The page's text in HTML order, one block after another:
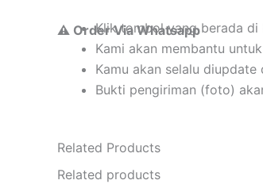
⚠️ Order Via Whatsapp
Klik tombol yang berada di
Kami akan membantu
Kamu akan selalu
Bukti pengiriman (foto)
Related Products
Related products